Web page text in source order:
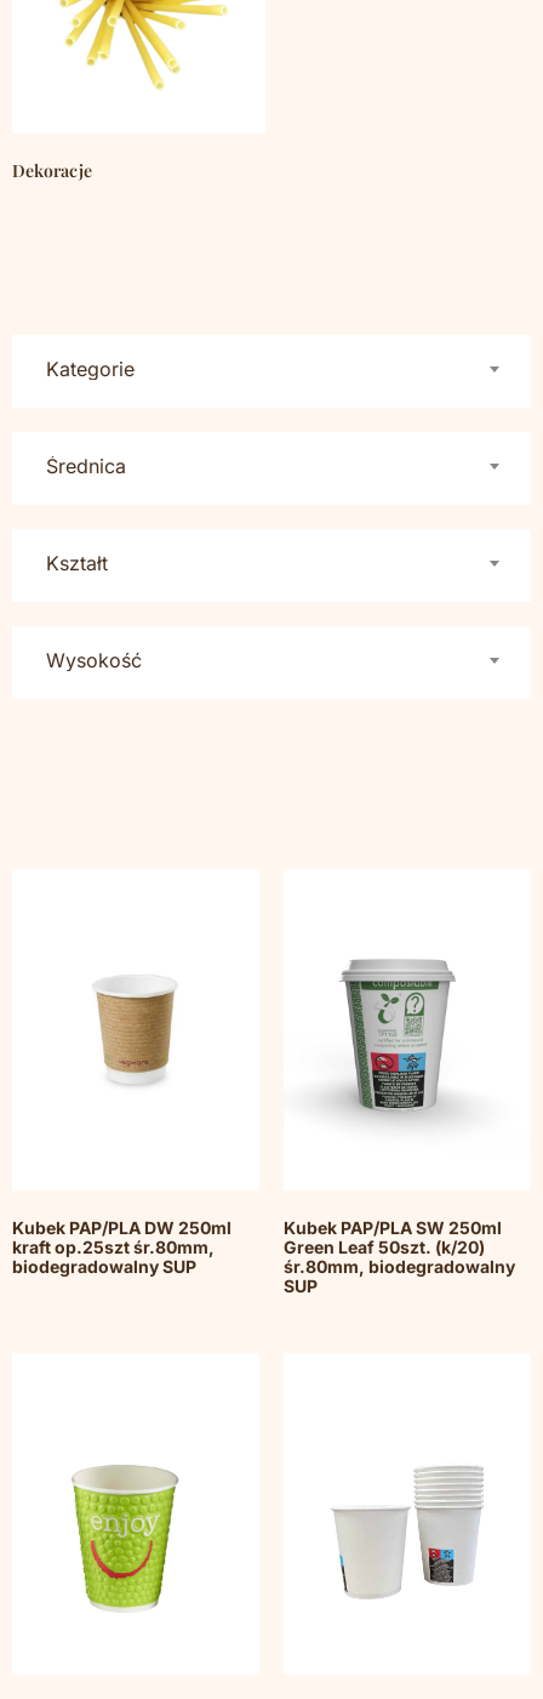
Dekoracje
Kategorie
Średnica
Kształt
Wysokość
Kubek PAP/PLA DW 250ml
kraft op.25szt śr.80mm,
biodegradowalny SUP
Kubek PAP/PLA SW 250ml
Green Leaf 50szt. (k/20)
śr.80mm, biodegradowalny
SUP